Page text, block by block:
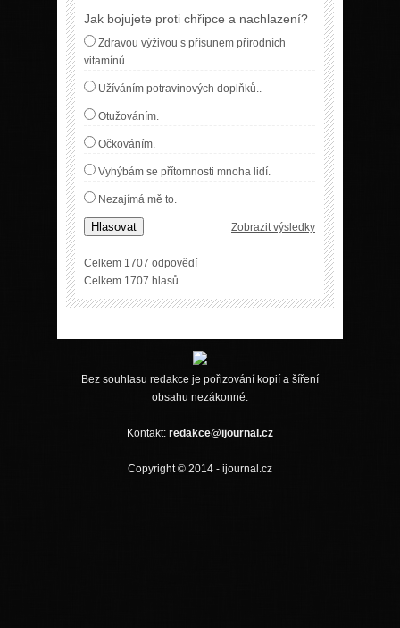
Jak bojujete proti chřipce a nachlazení?
Zdravou výživou s přísunem přírodních
vitamínů.
Užíváním potravinových doplňků..
Otužováním.
Očkováním.
Vyhýbám se přítomnosti mnoha lidí.
Nezajímá mě to.
Hlasovat Zobrazit výsledky
Celkem 1707 odpovědí
Celkem 1707 hlasů
Bez souhlasu redakce je pořizování kopií a šíření
obsahu nezákonné.
Kontakt: redakce@ijournal.cz
Copyright © 2014 - ijournal.cz